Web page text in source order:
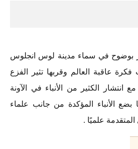
بوضوح في سماء مدينة لوس انجلوس
عاقبة العالم وقربها تثير الفزع
انتشار الكثير من الأنباء في الآونة
بضع الأنباء المؤكدة من جانب علماء
علميًا .